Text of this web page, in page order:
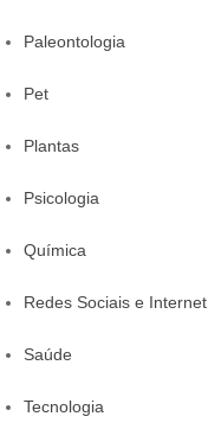
Paleontologia
Pet
Plantas
Psicologia
Química
Redes Sociais e Internet
Saúde
Tecnologia